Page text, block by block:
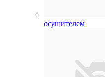
осушителем